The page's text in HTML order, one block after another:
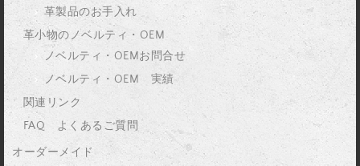
革製品のお手入れ
革小物のノベルティ・OEM
ノベルティ・OEMお問合せ
ノベルティ・OEM 実績
関連リンク
FAQ よくあるご質問
オーダーメイド